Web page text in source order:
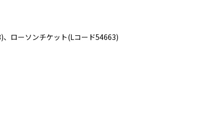
ローソンチケット(Lコード54663)